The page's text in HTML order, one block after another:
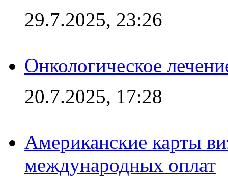
29.7.2025, 23:26
Онкологическое
20.7.2025, 17:28
Американские карты
международных оплат